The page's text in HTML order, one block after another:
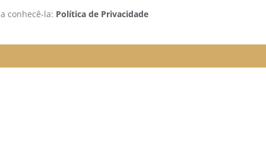
conhecê-la: Política de Privacidade